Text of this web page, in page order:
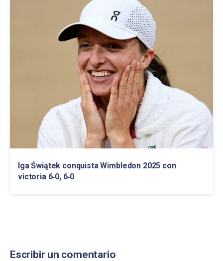
Iga Świątek conquista Wimbledon 2025 con
victoria 6‑0, 6‑0
Escribir un comentario